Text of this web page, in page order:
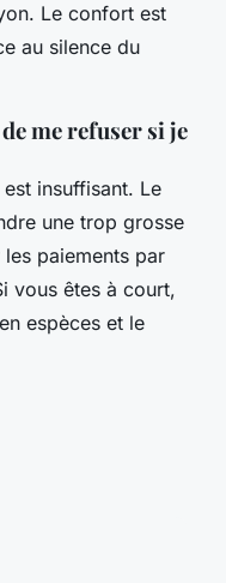
Le confort est
au silence du
me refuser si je
insuffisant. Le
une trop grosse
paiements par
vous êtes à court,
espèces et le